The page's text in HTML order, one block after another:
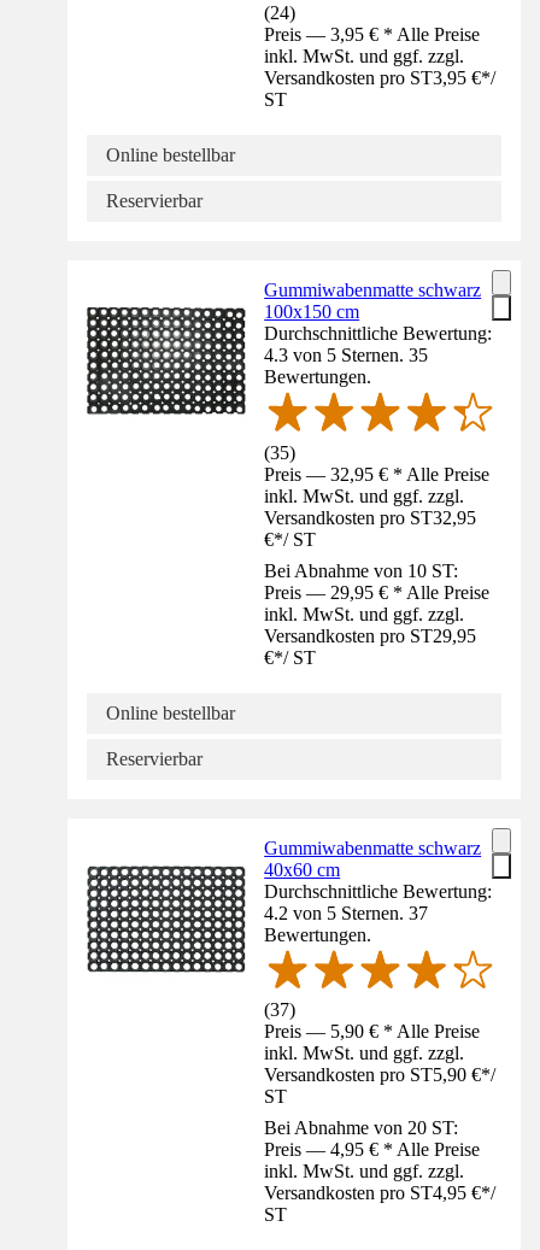
(24)
Preis — 3,95 € * Alle Preise
inkl. MwSt. und ggf. zzgl.
Versandkosten pro ST3,95 €*/
ST
Online bestellbar
Reservierbar
Gummiwabenmatte schwarz
100x150 cm
Durchschnittliche Bewertung:
4.3 von 5 Sternen. 35
Bewertungen.
(35)
Preis — 32,95 € * Alle Preise
inkl. MwSt. und ggf. zzgl.
Versandkosten pro ST32,95
€*/ ST
Bei Abnahme von 10 ST:
Preis — 29,95 € * Alle Preise
inkl. MwSt. und ggf. zzgl.
Versandkosten pro ST29,95
€*/ ST
Online bestellbar
Reservierbar
Gummiwabenmatte schwarz
40x60 cm
Durchschnittliche Bewertung:
4.2 von 5 Sternen. 37
Bewertungen.
(37)
Preis — 5,90 € * Alle Preise
inkl. MwSt. und ggf. zzgl.
Versandkosten pro ST5,90 €*/
ST
Bei Abnahme von 20 ST:
Preis — 4,95 € * Alle Preise
inkl. MwSt. und ggf. zzgl.
Versandkosten pro ST4,95 €*/
ST